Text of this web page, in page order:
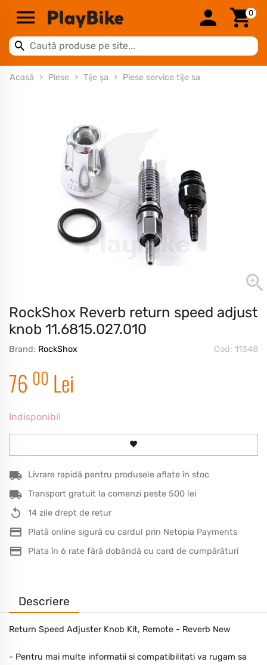
0
Acasă Piese Tije șa Piese service tije sa
RockShox Reverb return speed adjust
knob 11.6815.027.010
Brand: RockShox Cod: 11348
76 00 Lei
Indisponibil
Livrare rapidă pentru produsele aflate în stoc
Transport gratuit la comenzi peste 500 lei
14 zile drept de retur
Plată online sigură cu cardul prin Netopia Payments
Plata în 6 rate fără dobândă cu card de cumpărături
Descriere
Return Speed Adjuster Knob Kit, Remote - Reverb New
- Pentru mai multe informatii si compatibilitati va rugam sa